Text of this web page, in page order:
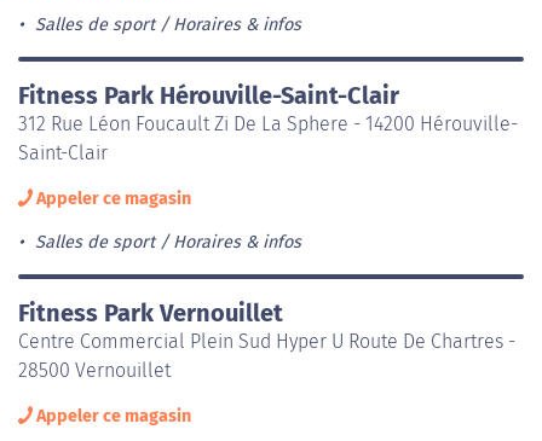
Salles de sport Horaires & infos
Fitness Park Hérouville-Saint-Clair
312 Rue Léon Foucault Zi De La Sphere - 14200 Hérouville-
Saint-Clair
Appeler ce magasin
Salles de sport Horaires & infos
Fitness Park Vernouillet
Centre Commercial Plein Sud Hyper U Route De Chartres -
28500 Vernouillet
Appeler ce magasin